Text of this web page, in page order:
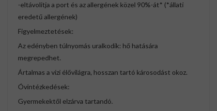
-eltávolítja a port és az allergének közel 90%-át* (*állati
eredetű allergének)
Figyelmeztetések:
Az edényben túlnyomás uralkodik: hő hatására
megrepedhet.
Ártalmas a vízi élővilágra, hosszan tartó károsodást okoz.
Óvintézkedések:
Gyermekektől elzárva tartandó.